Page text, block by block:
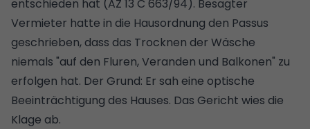
entschieden hat (AZ 13 C 663/94). Besagter
Vermieter hatte in die Hausordnung den Passus
geschrieben, dass das Trocknen der Wäsche
niemals "auf den Fluren, Veranden und Balkonen" zu
erfolgen hat. Der Grund: Er sah eine optische
Beeinträchtigung des Hauses. Das Gericht wies die
Klage ab.